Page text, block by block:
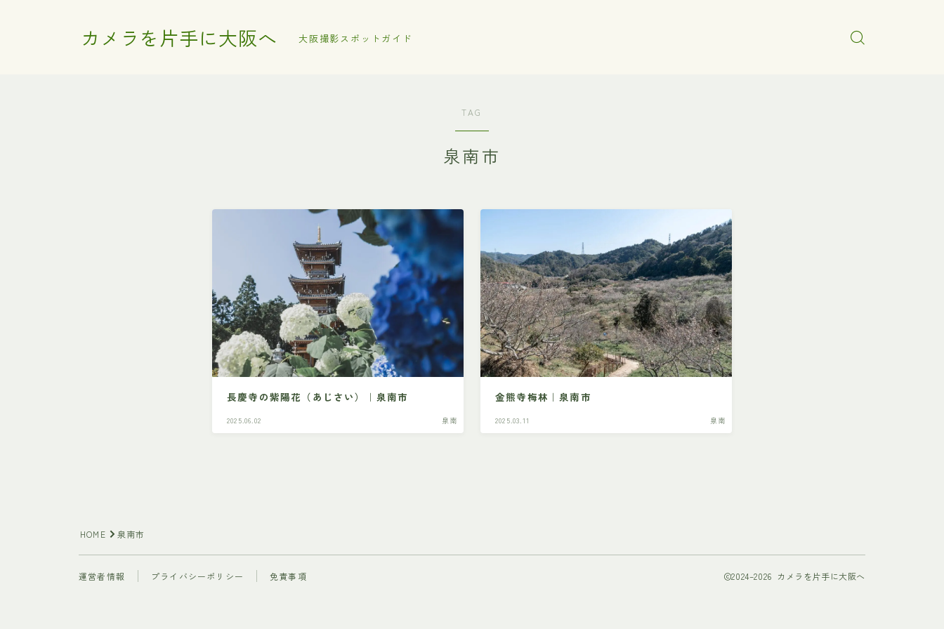
カメラを片手に大阪へ 大阪撮影スポットガイド
TAG
泉南市
長慶寺の紫陽花（あじさい）｜泉南市
2025.06.02 泉南
金熊寺梅林｜泉南市
2025.03.11 泉南
HOME 泉南市
運営者情報 プライバシーポリシー 免責事項 2024–2026 カメラを片手に大阪へ